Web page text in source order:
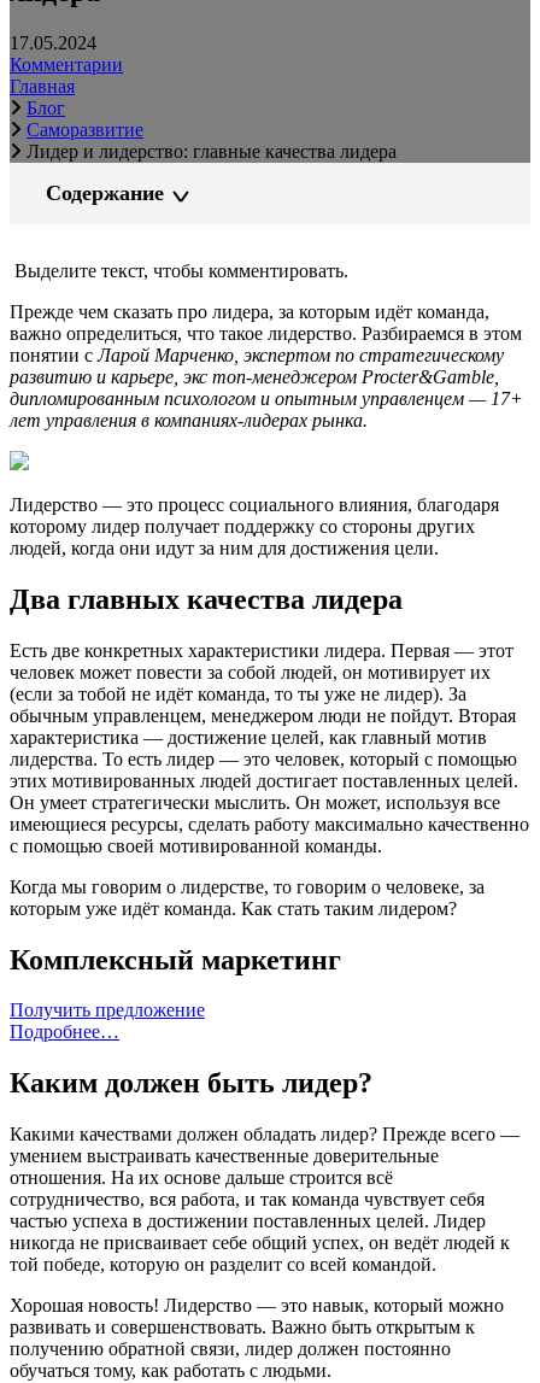
17.05.2024
Комментарии
Главная
Блог
Саморазвитие
Лидер и лидерство: главные качества лидера
Содержание
Выделите текст, чтобы комментировать.
Прежде чем сказать про лидера, за которым идёт команда,
важно определиться, что такое лидерство. Разбираемся в этом
понятии сЛарой Марченко, экспертом по стратегическому
развитию и карьере, экс топ-менеджером Procter&Gamble,
дипломированным психологом и опытным управленцем — 17+
лет управления в компаниях-лидерах рынка.
Лидерство — это процесс социального влияния, благодаря
которому лидер получает поддержку со стороны других
людей, когда они идут за ним для достижения цели.
Два главных качества лидера
Есть две конкретных характеристики лидера. Первая — этот
человек может повести за собой людей, он мотивирует их
(если за тобой не идёт команда, то ты уже не лидер). За
обычным управленцем, менеджером люди не пойдут. Вторая
характеристика — достижение целей, как главный мотив
лидерства. То есть лидер — это человек, который с помощью
этих мотивированных людей достигает поставленных целей.
Он умеет стратегически мыслить. Он может, используя все
имеющиеся ресурсы, сделать работу максимально качественно
с помощью своей мотивированной команды.
Когда мы говорим о лидерстве, то говорим о человеке, за
которым уже идёт команда. Как стать таким лидером?
Комплексный маркетинг
Получить предложение
Подробнее…
Каким должен быть лидер?
Какими качествами должен обладать лидер? Прежде всего —
умением выстраивать качественные доверительные
отношения. На их основе дальше строится всё
сотрудничество, вся работа, и так команда чувствует себя
частью успеха в достижении поставленных целей. Лидер
никогда не присваивает себе общий успех, он ведёт людей к
той победе, которую он разделит со всей командой.
Хорошая новость! Лидерство — это навык, который можно
развивать и совершенствовать. Важно быть открытым к
получению обратной связи, лидер должен постоянно
обучаться тому, как работать с людьми.